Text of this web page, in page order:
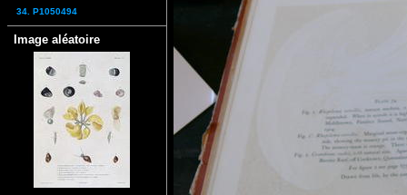
34. P1050494
Image aléatoire